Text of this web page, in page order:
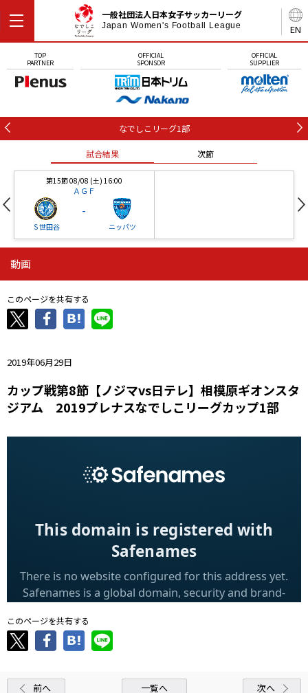
EN
一般社団法人日本女子サッカーリーグ
Japan Women's Football League
TOP
PARTNER
OFFICIAL
SPONSOR
OFFICIAL
SUPPLIER
なでしこリーグ1部
試合結果 次節
第15節 08/08 (土) 16:00
ＡＧＦ
Ｓ世田谷
-
ニッパツ
ニッパツ
ニッパツ
-
石人の星
動画
このページを共有する
2019年06月29日
カップ戦第8節【ノジマvs日テレ】相模原ギオンスタ
ジアム 2019プレナスなでしこリーグカップ1部
このページを共有する
前へ 一覧へ 次へ